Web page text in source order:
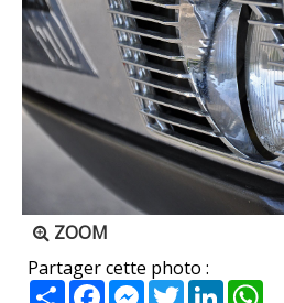
ZOOM
Partager cette photo :
PartagerFacebookMessenger
TwitterLinkedIn